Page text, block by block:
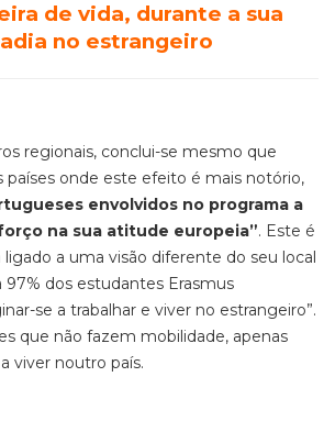
de vida, durante a sua
no estrangeiro
regionais, conclui-se mesmo que
países onde este efeito é mais notório,
envolvidos no programa a
na sua atitude europeia”. Este é
a uma visão diferente do seu local
97% dos estudantes Erasmus
se a trabalhar e viver no estrangeiro”.
que não fazem mobilidade, apenas
viver noutro país.